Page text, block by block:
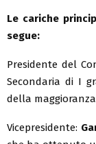
Le cariche
segue:
Presidente del
Secondaria di I
della
Vicepresidente: